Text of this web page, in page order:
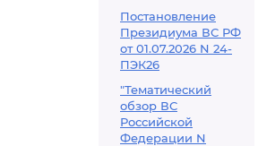
Постановление
Президиума ВС РФ
от 01.07.2026 N 24-
ПЭК26
"Тематический
обзор ВС
Российской
Федерации N